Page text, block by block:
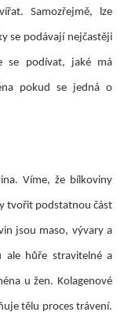
Samozřejmě, lze
se podávají nejčastěji
se podívat, jaké má
pokud se jedná o
Víme, že bílkoviny
tvořit podstatnou část
jsou maso, vývary a
ale hůře stravitelné a
u žen. Kolagenové
tělu proces trávení.